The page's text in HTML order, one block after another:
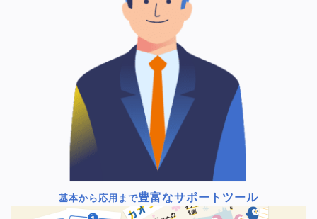
基本から応用まで豊富なサポートツール